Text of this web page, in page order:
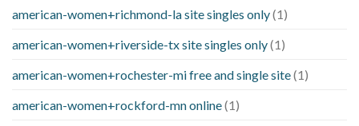
american-women+richmond-la site singles only(1)
american-women+riverside-tx site singles only(1)
american-women+rochester-mi free and single site(1)
american-women+rockford-mn online(1)